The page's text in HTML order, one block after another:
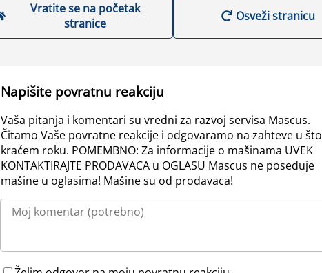
Vratite se na početak
stranice
Osveži stranicu
Napišite povratnu reakciju
Vaša pitanja i komentari su vredni za razvoj servisa Mascus.
Čitamo Vaše povratne reakcije i odgovaramo na zahteve u što
kraćem roku. POMEMBNO: Za informacije o mašinama UVEK
KONTAKTIRAJTE PRODAVACA u OGLASU Mascus ne poseduje
mašine u oglasima! Mašine su od prodavaca!